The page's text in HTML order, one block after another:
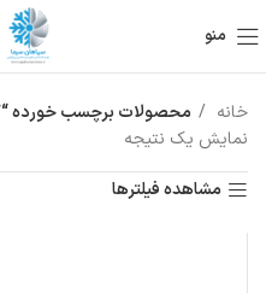
منو
خانه
محصولات برچسب خورده
نمایش یک نتیجه
مشاهده فیلترها